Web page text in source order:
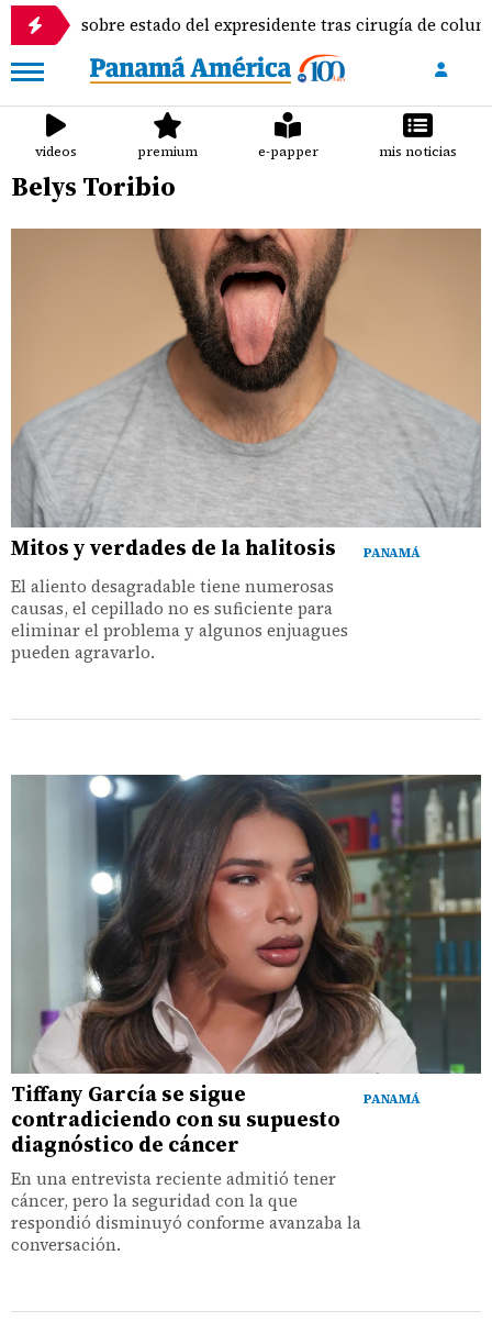
estado del expresidente tras cirugía de columna
videos premium e-papper mis noticias
Belys Toribio
PANAMÁ
Mitos y verdades de la halitosis
El aliento desagradable tiene numerosas
causas, el cepillado no es suficiente para
eliminar el problema y algunos enjuagues
pueden agravarlo.
PANAMÁ
Tiffany García se sigue
contradiciendo con su supuesto
diagnóstico de cáncer
En una entrevista reciente admitió tener
cáncer, pero la seguridad con la que
respondió disminuyó conforme avanzaba la
conversación.